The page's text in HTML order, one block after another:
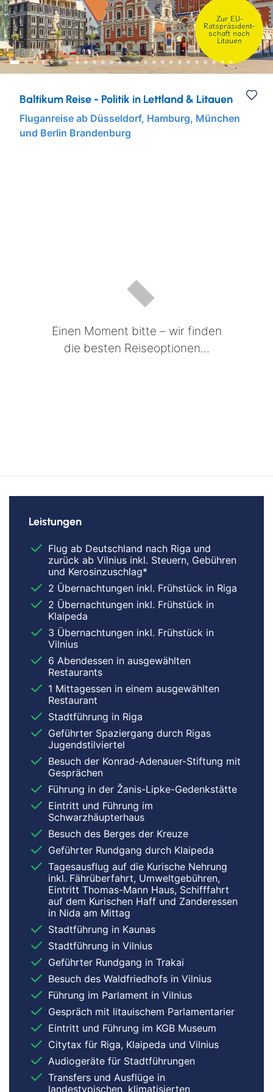
Städtereisen
Eventreisen
Musicalreisen
Elbphilharmonie Hamburg
Ruhr & Rhein
Europa
Mein Schiff Kombireisen
Mein Schiff Kreuzfahrten
Mosel Kreuzfahrten
Rhein Kreuzfahrten
Zur EU-
Ratspräsident-
schaft nach
Litauen
Baltikum Reise - Politik in Lettland & Litauen
Fluganreise ab Düsseldorf, Hamburg, München
und Berlin Brandenburg
Einen Moment bitte – wir finden
die besten Reiseoptionen...
Leistungen
Flug ab Deutschland nach Riga und
zurück ab Vilnius inkl. Steuern, Gebühren
und Kerosinzuschlag*
2 Übernachtungen inkl. Frühstück in Riga
2 Übernachtungen inkl. Frühstück in
Klaipeda
3 Übernachtungen inkl. Frühstück in
Vilnius
6 Abendessen in ausgewählten
Restaurants
1 Mittagessen in einem ausgewählten
Restaurant
Stadtführung in Riga
Geführter Spaziergang durch Rigas
Jugendstilviertel
Besuch der Konrad-Adenauer-Stiftung mit
Gesprächen
Führung in der Žanis-Lipke-Gedenkstätte
Eintritt und Führung im
Schwarzhäupterhaus
Besuch des Berges der Kreuze
Geführter Rundgang durch Klaipeda
Tagesausflug auf die Kurische Nehrung
inkl. Fährüberfahrt, Umweltgebühren,
Eintritt Thomas-Mann Haus, Schifffahrt
auf dem Kurischen Haff und Zanderessen
in Nida am Mittag
Stadtführung in Kaunas
Stadtführung in Vilnius
Geführter Rundgang in Trakai
Besuch des Waldfriedhofs in Vilnius
Führung im Parlament in Vilnius
Gespräch mit litauischem Parlamentarier
Eintritt und Führung im KGB Museum
Citytax für Riga, Klaipeda und Vilnius
Audiogeräte für Stadtführungen
Transfers und Ausflüge in
landestypischen, klimatisierten